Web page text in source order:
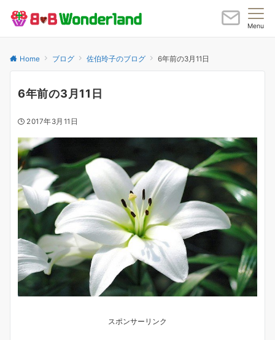
Menu
Home ブログ 佐伯玲子のブログ 6年前の3月11日
6年前の3月11日
2017年3月11日
スポンサーリンク